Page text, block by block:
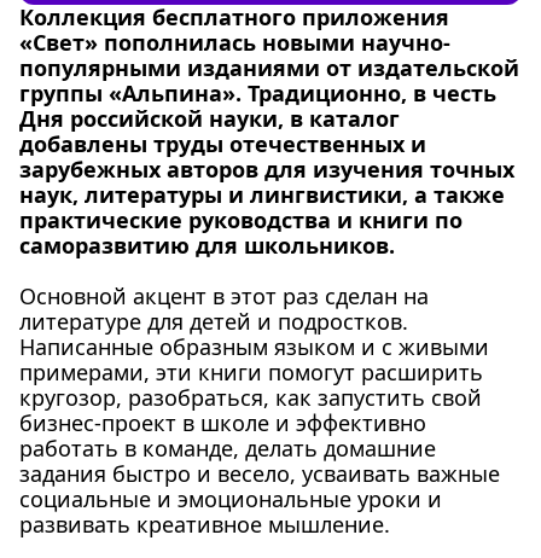
Коллекция бесплатного приложения
«Свет» пополнилась новыми научно-
популярными изданиями от издательской
группы «Альпина». Традиционно, в честь
Дня российской науки, в каталог
добавлены труды отечественных и
зарубежных авторов для изучения точных
наук, литературы и лингвистики, а также
практические руководства и книги по
саморазвитию для школьников.
Основной акцент в этот раз сделан на
литературе для детей и подростков.
Написанные образным языком и с живыми
примерами, эти книги помогут расширить
кругозор, разобраться, как запустить свой
бизнес-проект в школе и эффективно
работать в команде, делать домашние
задания быстро и весело, усваивать важные
социальные и эмоциональные уроки и
развивать креативное мышление.